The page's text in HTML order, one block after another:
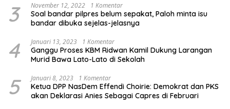
3 November 12, 2022 1 Komentar
Soal bandar pilpres belum sepakat, Paloh minta isu
bandar dibuka sejelas-jelasnya
4 Januari 13, 2023 1 Komentar
Ganggu Proses KBM Ridwan Kamil Dukung Larangan
Murid Bawa Lato-Lato di Sekolah
5 Januari 8, 2023 1 Komentar
Ketua DPP NasDem Effendi Choirie: Demokrat dan PKS
akan Deklarasi Anies Sebagai Capres di Februari